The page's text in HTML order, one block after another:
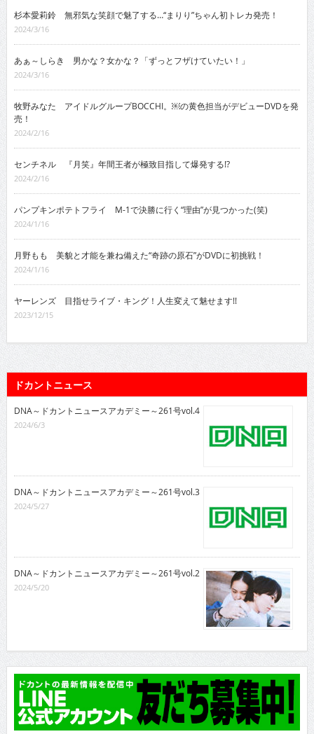
杉本愛莉鈴 無邪気な笑顔で魅了する…“まりり”ちゃん初トレカ発売！
2024/3/16
あぁ～しらき 男かな？女かな？「ずっとフザけていたい！」
2024/3/16
牧野みなた アイドルグループBOCCHI。￼の黄色担当がデビューDVDを発
売！
2024/2/16
センチネル 『月笑』年間王者が極致目指して爆発する!?
2024/2/16
パンプキンポテトフライ M-1で決勝に行く“理由”が見つかった(笑)
2024/1/16
月野もも 美貌と才能を兼ね備えた“奇跡の原石”がDVDに初挑戦！
2024/1/16
ヤーレンズ 目指せライブ・キング！人生変えて魅せます!!
2023/12/15
ドカントニュース
DNA～ドカントニュースアカデミー～261号vol.4
2024/6/3
DNA～ドカントニュースアカデミー～261号vol.3
2024/5/27
DNA～ドカントニュースアカデミー～261号vol.2
2024/5/20